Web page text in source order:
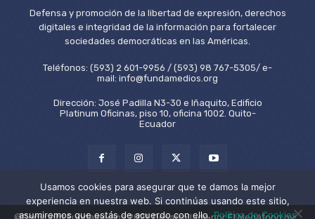
Defensa y promoción de la libertad de expresión, derechos
digitales e integridad de la información para fortalecer
sociedades democráticas en las Américas.
Teléfonos: (593) 2 601-9956 / (593) 98 767-5305/ e-
mail: info@fundamedios.org
Dirección: José Padilla N3-30 e Iñaquito, Edificio
Platinum Oficinas, piso 10, oficina 1002. Quito-
Ecuador
Usamos cookies para asegurar que te damos la mejor
experiencia en nuestra web. Si continúas usando este sitio,
asumiremos que estás de acuerdo con ello.Política de Cookies